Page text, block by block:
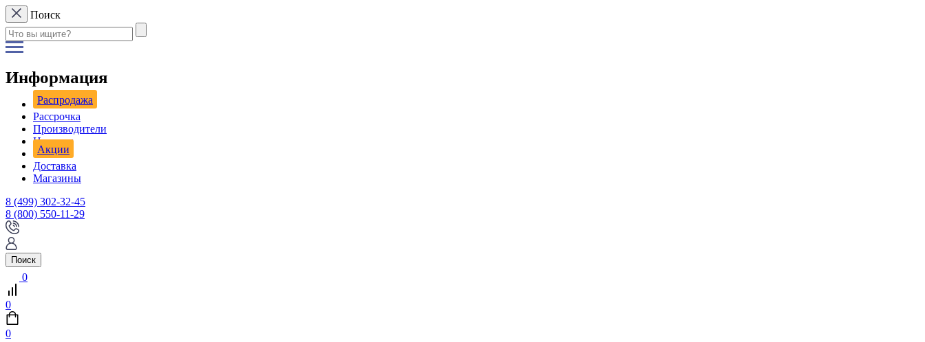
Поиск
Информация
Распродажа
Рассрочка
Производители
Новости
Акции
Доставка
Магазины
8 (499) 302-32-45
8 (800) 550-11-29
Поиск
0
0
0